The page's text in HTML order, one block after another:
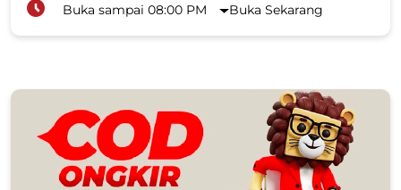
Buka sampai 08:00 PM
Buka Sekarang